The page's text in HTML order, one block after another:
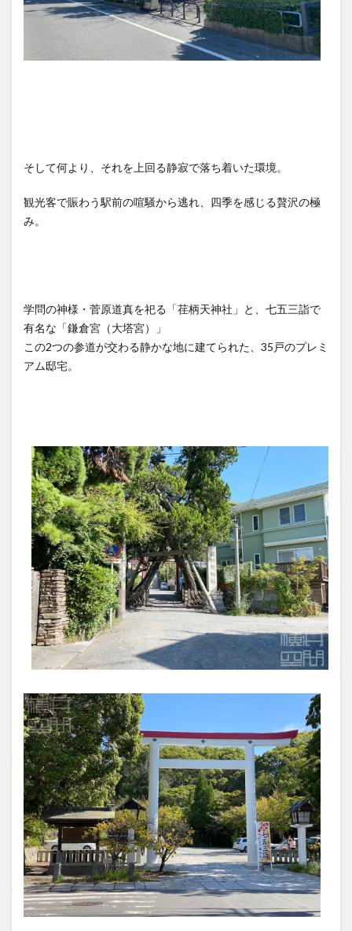
そして何より、それを上回る静寂で落ち着いた環境。
観光客で賑わう駅前の喧騒から逃れ、四季を感じる贅沢の極
み。
学問の神様・菅原道真を祀る「荏柄天神社」と、七五三詣で
有名な「鎌倉宮（大塔宮）」
この2つの参道が交わる静かな地に建てられた、35戸のプレミ
アム邸宅。